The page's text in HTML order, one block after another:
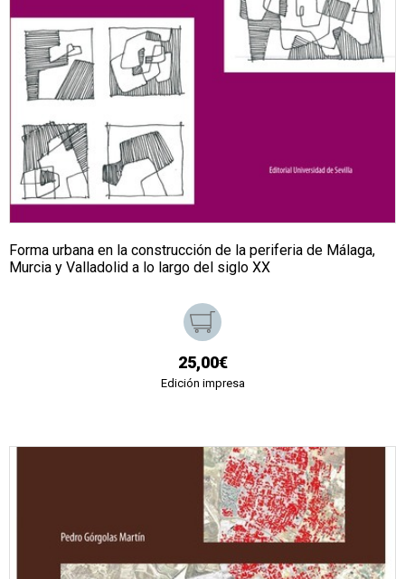
Forma urbana en la construcción de la periferia de Málaga,
Murcia y Valladolid a lo largo del siglo XX
25,00€
Edición impresa